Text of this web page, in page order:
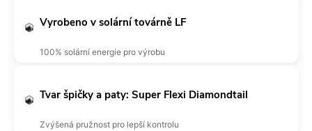
Vyrobeno v solární továrně LF
100% solární energie pro výrobu
Tvar špičky a paty: Super Flexi Diamondtail
Zvýšená pružnost pro lepší kontrolu